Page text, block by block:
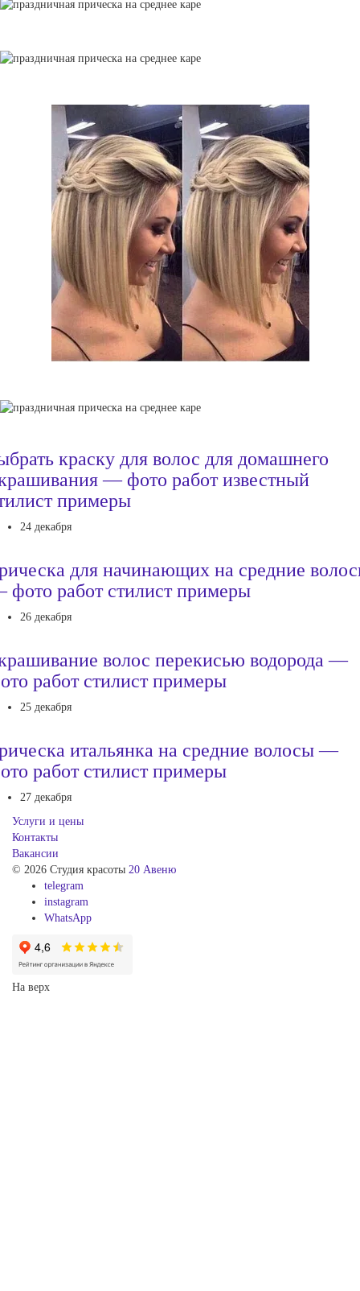
краску для волос для домашнего
— фото работ известный
примеры
24 декабря
для начинающих на средние
работ стилист примеры
26 декабря
волос перекисью водорода —
работ стилист примеры
25 декабря
итальянка на средние волосы —
работ стилист примеры
27 декабря
Услуги и цены
Контакты
Вакансии
© 2026 Студия красоты 20 Авеню
telegram
instagram
WhatsApp
На верх